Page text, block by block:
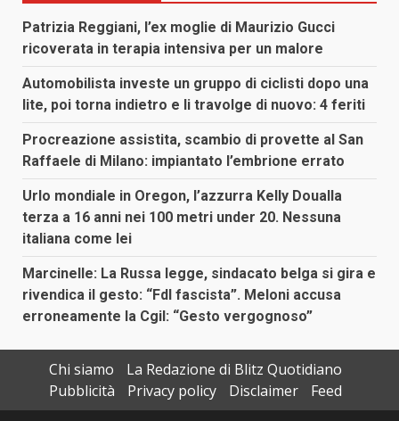
Patrizia Reggiani, l’ex moglie di Maurizio Gucci
ricoverata in terapia intensiva per un malore
Automobilista investe un gruppo di ciclisti dopo una
lite, poi torna indietro e li travolge di nuovo: 4 feriti
Procreazione assistita, scambio di provette al San
Raffaele di Milano: impiantato l’embrione errato
Urlo mondiale in Oregon, l’azzurra Kelly Doualla
terza a 16 anni nei 100 metri under 20. Nessuna
italiana come lei
Marcinelle: La Russa legge, sindacato belga si gira e
rivendica il gesto: “FdI fascista”. Meloni accusa
erroneamente la Cgil: “Gesto vergognoso”
Chi siamo
La Redazione di Blitz Quotidiano
Pubblicità
Privacy policy Disclaimer
Feed